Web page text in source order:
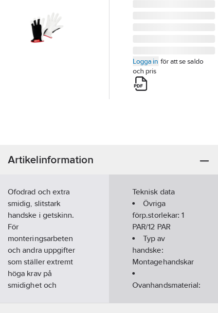
Logga in för att se saldo
och pris
Artikelinformation
Ofodrad och extra
smidig, slitstark
handske i getskinn.
För
monteringsarbeten
och andra uppgifter
som ställer extremt
höga krav på
smidighet och
Teknisk data
Övriga
förp.storlekar:1
PAR/12 PAR
Typ av
handske:
Montagehandskar
Ovanhandsmaterial: